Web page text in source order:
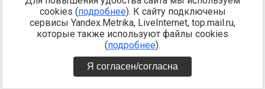
cookies (подробнее). К сайту подключены
сервисы Yandex.Metrika, LiveInternet, top.mail.ru,
которые также используют файлы cookies
(подробнее).
Я согласен/согласна